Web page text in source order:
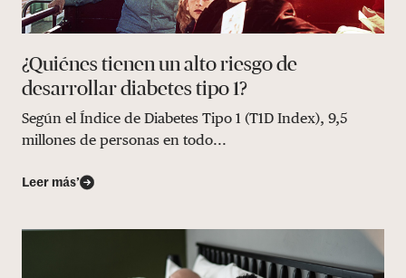
¿Quiénes tienen un alto riesgo de
desarrollar diabetes tipo 1?
Según el Índice de Diabetes Tipo 1 (T1D Index), 9,5
millones de personas en todo...
Leer más’